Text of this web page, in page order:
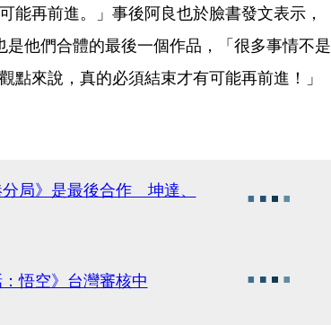
能再前進。」事後阿良也於臉書發文表示，
是他們合體的最後一個作品，「很多事情不是
點來說，真的必須結束才有可能再前進！」
局》是最後合作 坤達、
悟空》台灣審核中